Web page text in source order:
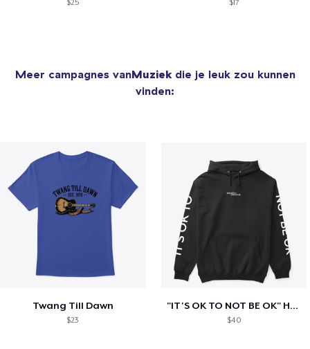
$25 $17
Meer campagnes vanMuziekdie je leuk zou kunnen
vinden:
Twang Till Dawn
$23
"IT'S OK TO NOT BE OK" Hoodie (BP LOGO)
$40